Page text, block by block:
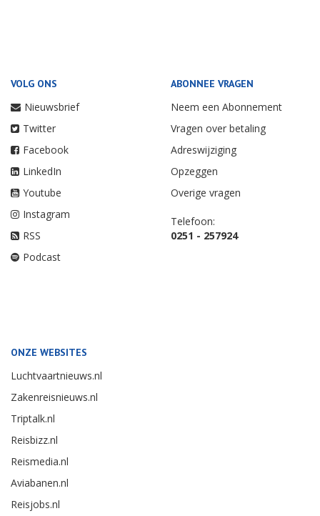
VOLG ONS
Nieuwsbrief
Twitter
Facebook
LinkedIn
Youtube
Instagram
RSS
Podcast
ABONNEE VRAGEN
Neem een Abonnement
Vragen over betaling
Adreswijziging
Opzeggen
Overige vragen
Telefoon:
0251 - 257924
ONZE WEBSITES
Luchtvaartnieuws.nl
Zakenreisnieuws.nl
Triptalk.nl
Reisbizz.nl
Reismedia.nl
Aviabanen.nl
Reisjobs.nl